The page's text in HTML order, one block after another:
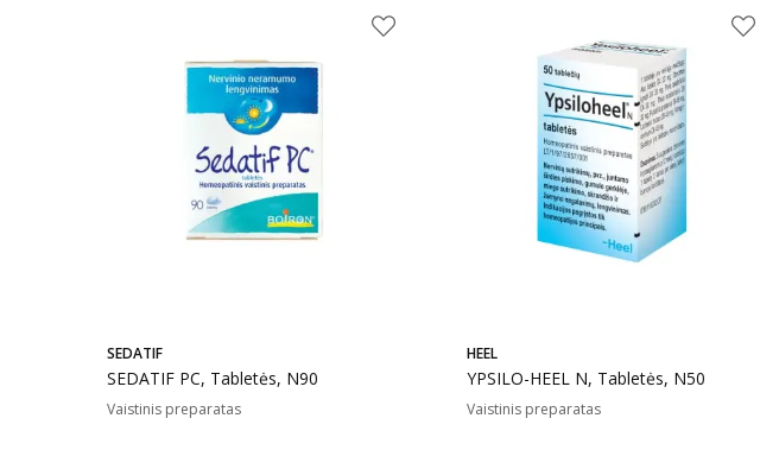
SEDATIF
SEDATIF PC, Tabletės, N90
Vaistinis preparatas
HEEL
YPSILO-HEEL N, Tabletės, N50
Vaistinis preparatas